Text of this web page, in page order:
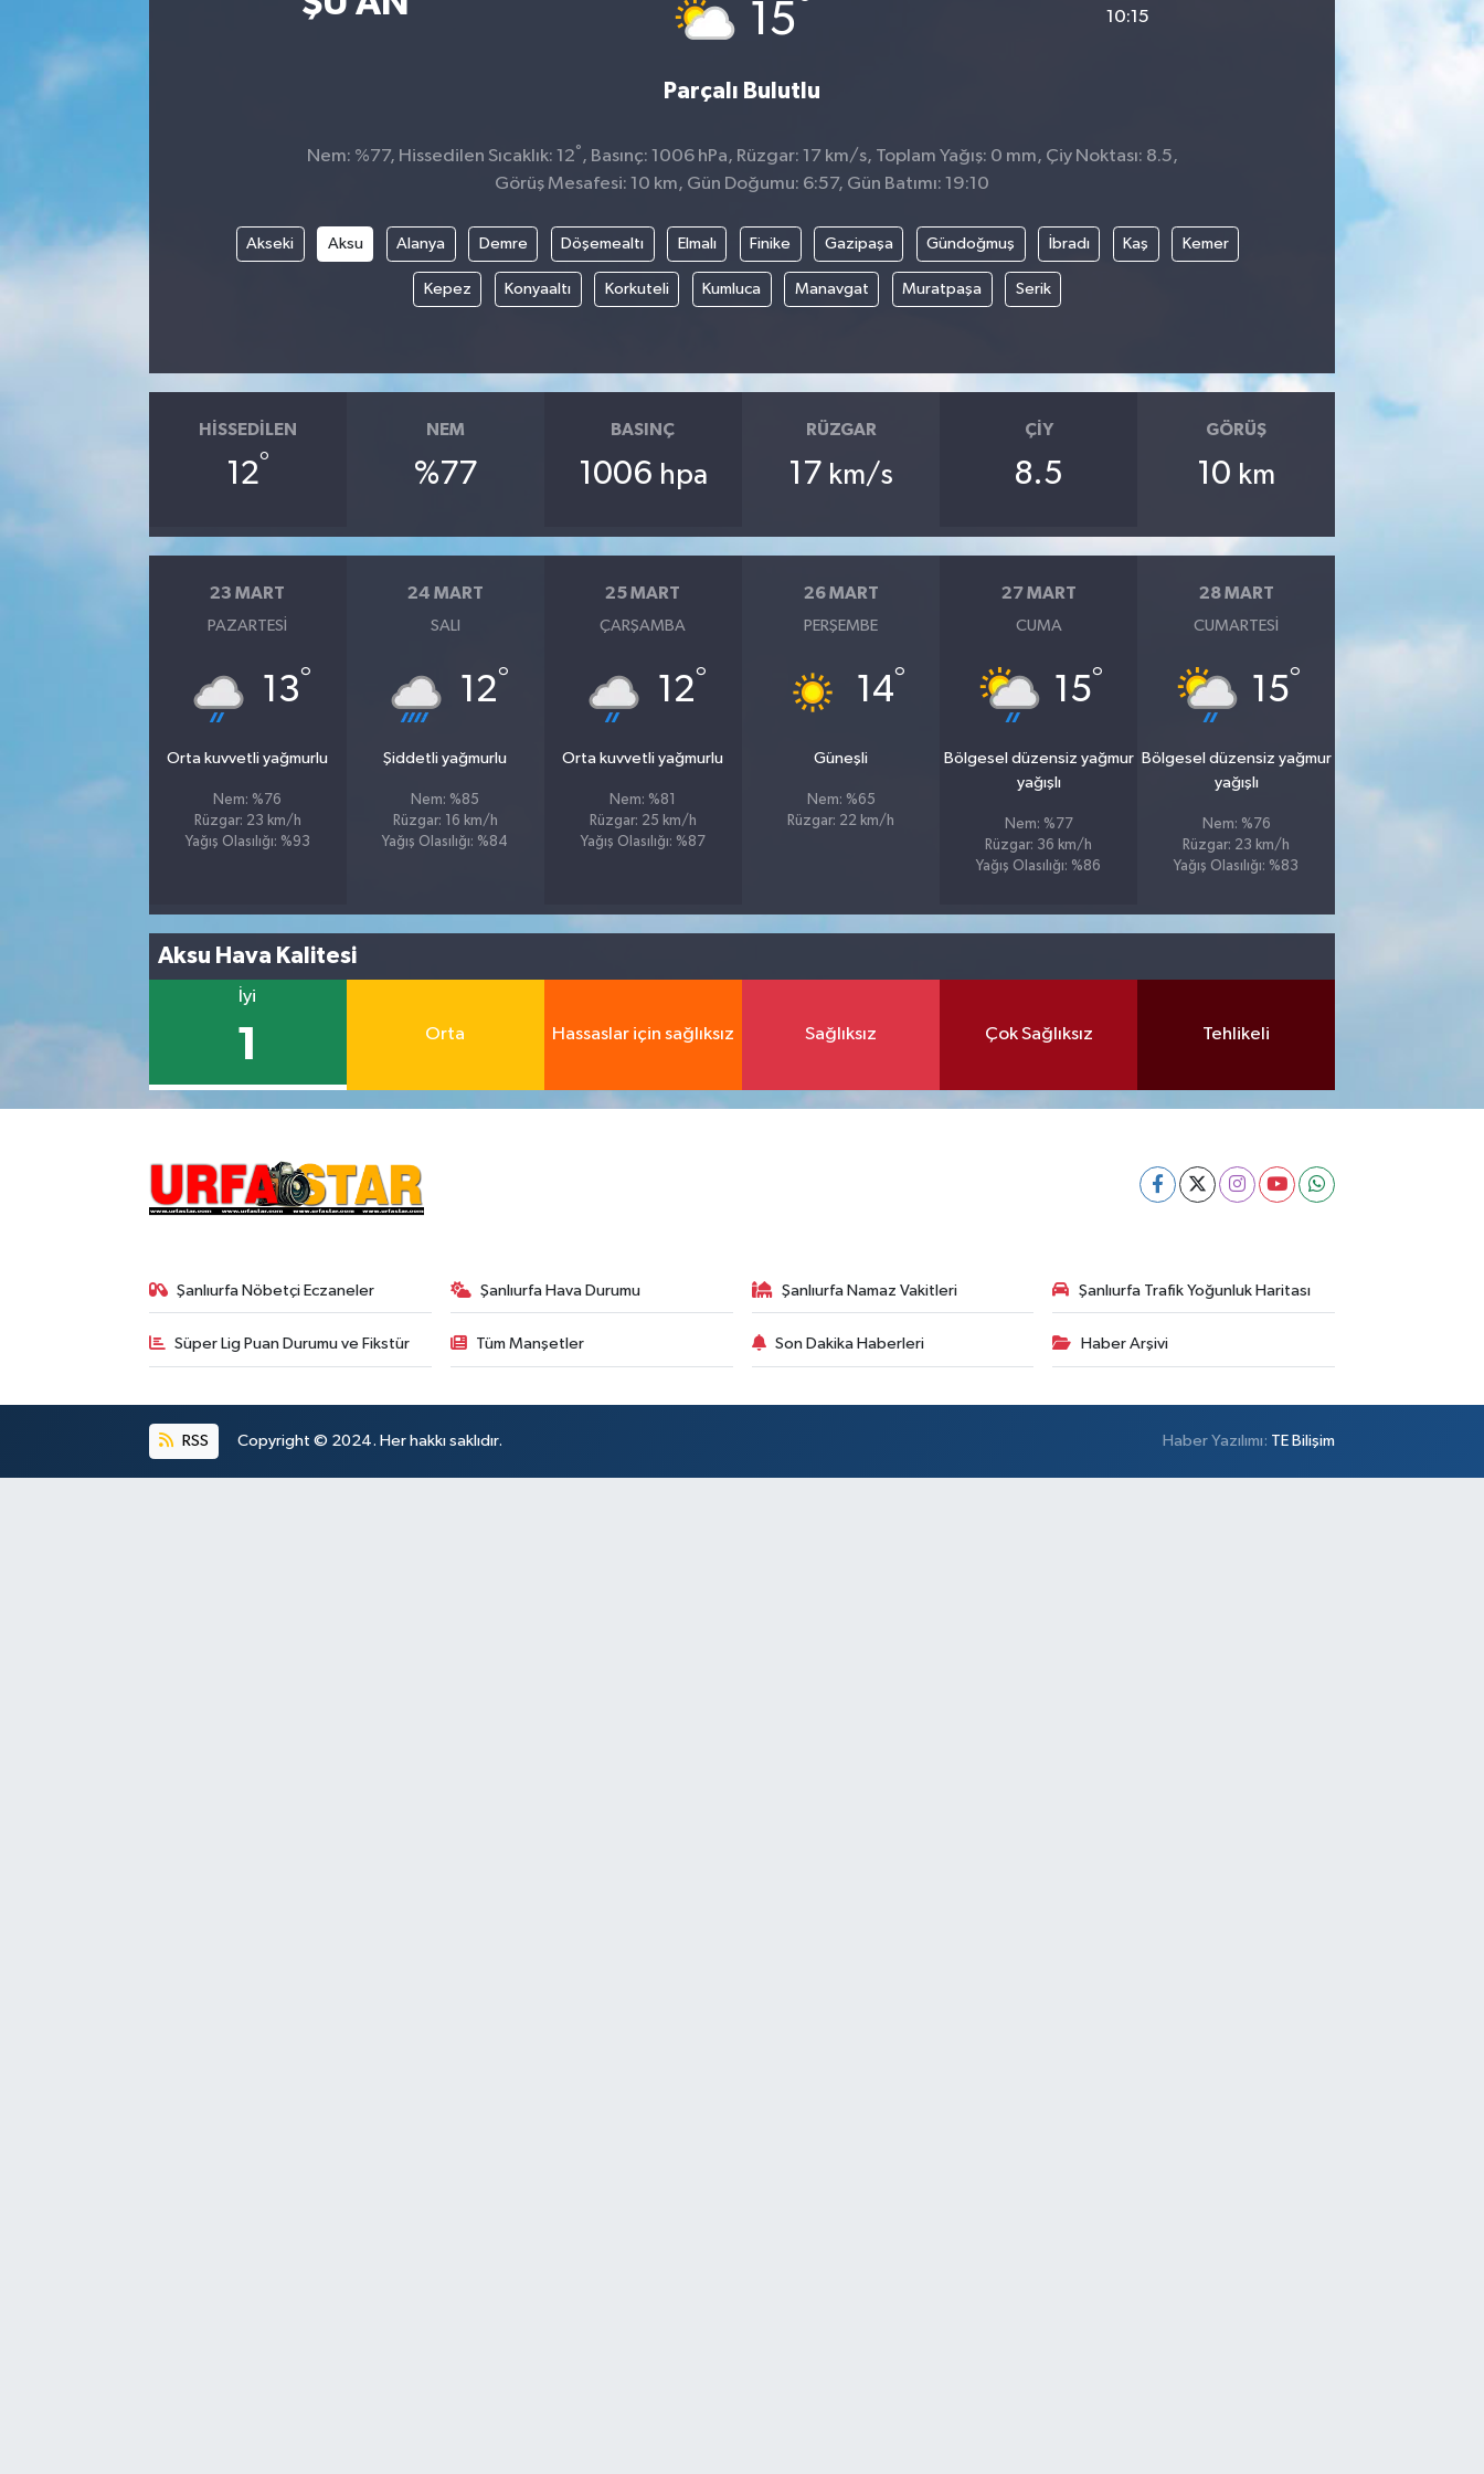
15
Parçalı Bulutlu
10:15
Nem: %77, Hissedilen Sıcaklık: 12° , Basınç: 1006 hPa, Rüzgar: 17 km/s, Toplam Yağış: 0 mm, Çiy Noktası: 8.5,
Görüş Mesafesi: 10 km, Gün Doğumu: 6:57, Gün Batımı: 19:10
Akseki Aksu Alanya Demre Döşemealtı Elmalı Finike Gazipaşa Gündoğmuş İbradı Kaş Kemer
Kepez Konyaaltı Korkuteli Kumluca Manavgat Muratpaşa Serik
HISSEDILEN
12°
NEM
%77
BASINÇ
1006 hpa
RÜZGAR
17 km/s
ÇIY
8.5
GÖRÜŞ
10 km
23 MART
PAZARTESI
13°
Orta kuvvetli yağmurlu
Nem: %76
Rüzgar: 23 km/h
Yağış Olasılığı: %93
24 MART
SALI
12°
Şiddetli yağmurlu
Nem: %85
Rüzgar: 16 km/h
Yağış Olasılığı: %84
25 MART
ÇARŞAMBA
12°
Orta kuvvetli yağmurlu
Nem: %81
Rüzgar: 25 km/h
Yağış Olasılığı: %87
26 MART
PERŞEMBE
14°
Güneşli
Nem: %65
Rüzgar: 22 km/h
27 MART
CUMA
15°
Bölgesel düzensiz yağmur
yağışlı
Nem: %77
Rüzgar: 36 km/h
Yağış Olasılığı: %86
28 MART
CUMARTESI
15°
Bölgesel düzensiz yağmur
yağışlı
Nem: %76
Rüzgar: 23 km/h
Yağış Olasılığı: %83
Aksu Hava Kalitesi
İyi
1 Orta Hassaslar için sağlıksız Sağlıksız Çok Sağlıksız Tehlikeli
Şanlıurfa Nöbetçi Eczaneler Şanlıurfa Hava Durumu Şanlıurfa Namaz Vakitleri Şanlıurfa Trafik Yoğunluk Haritası
Süper Lig Puan Durumu ve Fikstür Tüm Manşetler Son Dakika Haberleri Haber Arşivi
RSS Copyright © 2024. Her hakkı saklıdır. Haber Yazılımı: TE Bilişim